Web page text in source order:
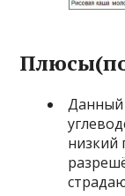
Данный
низкий